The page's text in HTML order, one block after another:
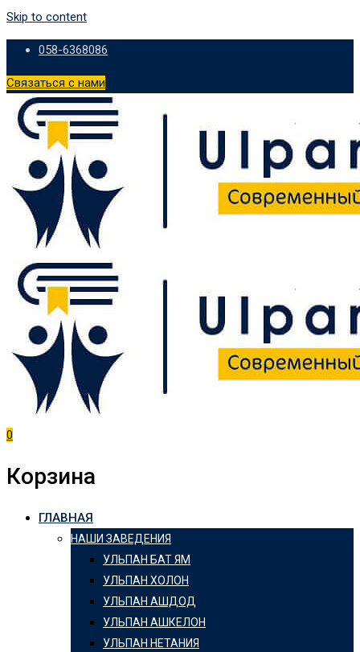
Skip to content
058-6368086
Связаться с нами
0
Корзина
ГЛАВНАЯ
НАШИ ЗАВЕДЕНИЯ
УЛЬПАН БАТ ЯМ
УЛЬПАН ХОЛОН
УЛЬПАН АШДОД
УЛЬПАН АШКЕЛОН
УЛЬПАН НЕТАНИЯ